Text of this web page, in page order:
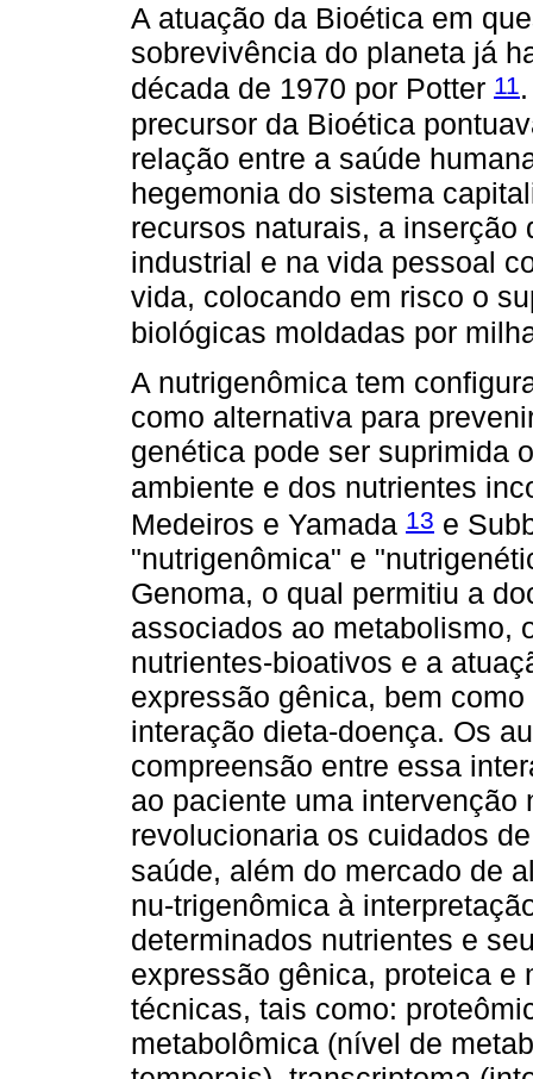
A atuação da Bioética em
sobrevivência do planeta já
década de 1970 por Potter 11
precursor da Bioética
relação entre a saúde
hegemonia do sistema
recursos naturais, a
industrial e na vida pessoal
vida, colocando em risco o
biológicas moldadas por
A nutrigenômica tem
como alternativa para
genética pode ser suprimida
ambiente e dos nutrientes
Medeiros e Yamada 13 e
"nutrigenômica" e
Genoma, o qual permitiu a
associados ao metabolismo,
nutrientes-bioativos e a
expressão gênica, bem
interação dieta-doença. Os
compreensão entre essa
ao paciente uma
revolucionaria os cuidados
saúde, além do mercado de
nu-trigenômica à
determinados nutrientes e
expressão gênica, proteica e
técnicas, tais como:
metabolômica (nível de